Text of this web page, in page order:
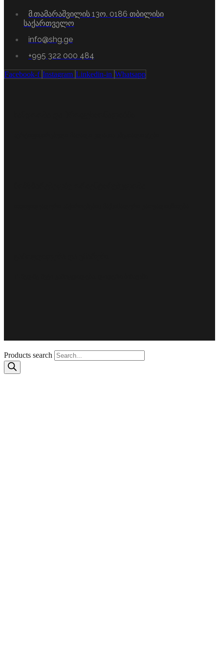
მ.თამარაშვილის 13ო. 0186 თბილისი
საქართველო
info@shg.ge
+995 322 000 484
Facebook-f Instagram Linkedin-in Whatsapp
Products search